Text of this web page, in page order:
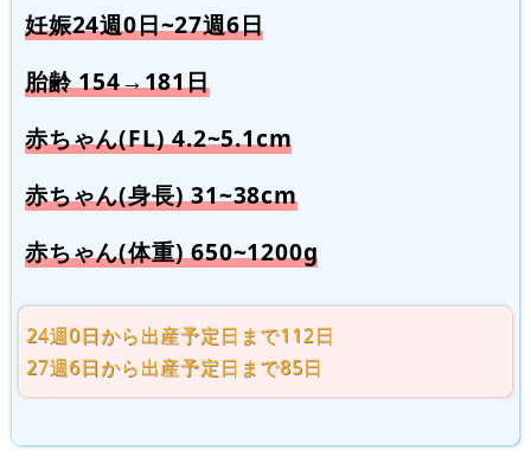
妊娠24週0日~27週6日
胎齢 154→181日
赤ちゃん(FL) 4.2~5.1cm
赤ちゃん(身長) 31~38cm
赤ちゃん(体重) 650~1200g
24週0日から出産予定日まで112日
27週6日から出産予定日まで85日